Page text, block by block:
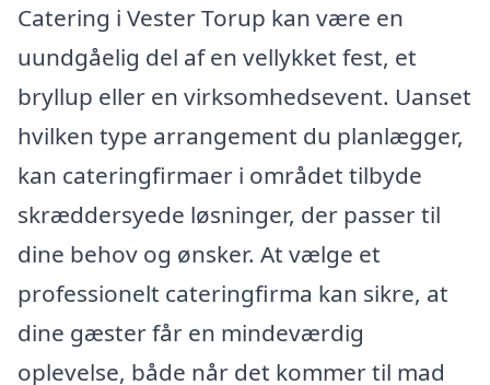
Catering i Vester Torup kan være en
uundgåelig del af en vellykket fest, et
bryllup eller en virksomhedsevent. Uanset
hvilken type arrangement du planlægger,
kan cateringfirmaer i området tilbyde
skræddersyede løsninger, der passer til
dine behov og ønsker. At vælge et
professionelt cateringfirma kan sikre, at
dine gæster får en mindeværdig
oplevelse, både når det kommer til mad